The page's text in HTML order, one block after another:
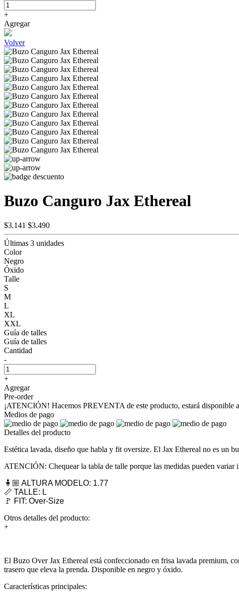
+
Agregar
Volver
Buzo Canguro Jax Ethereal
$3.141 $3.490
Últimas 3 unidades
Color
Negro
Óxido
Talle
S
M
L
XL
XXL
Guía de talles
Guía de talles
Cantidad
-
+
Agregar
Pre-order
¡ATENCIÓN! Hacemos PREVENTA de este producto, estará disponible
Medios de pago
Detalles del producto
Estética lavada, diseño que habla y fit oversize. El Jax Ethereal no es un
ATENCIÓN: Chequear la tabla de talle porque las medidas pueden variar
🧍🏼 ALTURA MODELO: 1.77
📏 TALLE: L
🚩 FIT: Over-Size
Otros detalles del producto:
+
El Buzo Over Jax Ethereal está confeccionado en frisa lavada premium,
trasero que eleva la prenda. Disponible en negro y óxido.
Características principales: